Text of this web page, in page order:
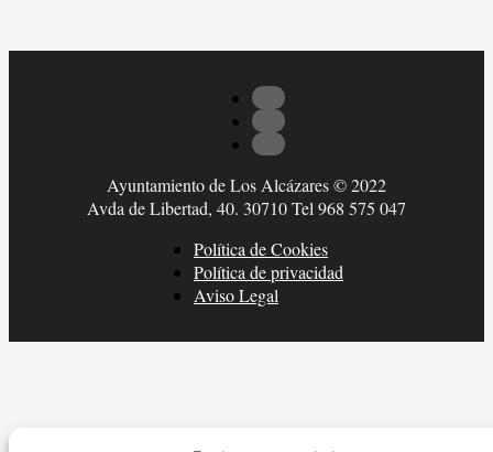
Ayuntamiento de Los Alcázares © 2022
Avda de Libertad, 40. 30710 Tel 968 575 047
Política de Cookies
Política de privacidad
Aviso Legal